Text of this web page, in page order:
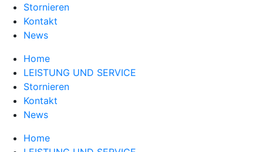
Stornieren
Kontakt
News
Home
LEISTUNG UND SERVICE
Stornieren
Kontakt
News
Home